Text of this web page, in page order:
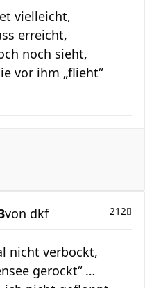
vielleicht,
erreicht,
noch sieht,
vor ihm „flieht“
212
von dkf
nicht verbockt,
gerockt“ …